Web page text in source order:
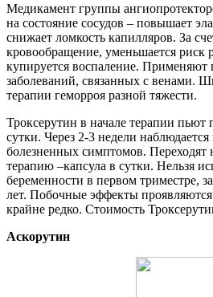
Медикамент группы
на состояние сосудов – повышает
снижает ломкость капилляров. За
кровообращение, уменьшается риск
купируется воспаление. Применяют
заболеваний, связанных с венами.
терапии геморроя разной тяжести.
Троксерутин в начале терапии пьют
сутки. Через 2-3 недели наблюдается
болезненных симптомов.
терапию –капсула в сутки. Нельзя
беременности в первом триместре,
лет. Побочные эффекты
крайне редко. Стоимость
Аскорутин